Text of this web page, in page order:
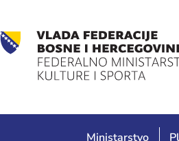
Ministarstvo